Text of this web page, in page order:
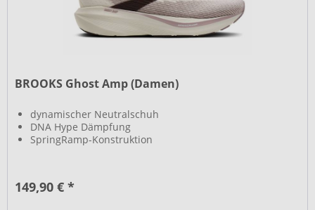
BROOKS Ghost Amp (Damen)
dynamischer Neutralschuh
DNA Hype Dämpfung
SpringRamp-Konstruktion
149,90 € *